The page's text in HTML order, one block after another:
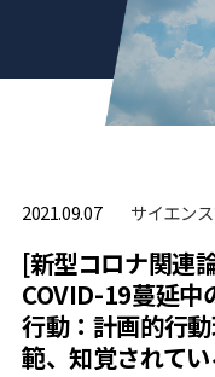
2021.09.07 サイエン
[新型コロナ関連
COVID-19蔓延中
行動：計画的行
範、知覚されて